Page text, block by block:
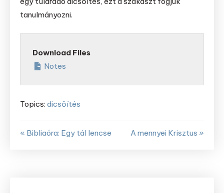
tanulmányozni.
Download Files
Notes
Topics: dicsőítés
« Bibliaóra: Egy tál lencse A mennyei Krisztus »